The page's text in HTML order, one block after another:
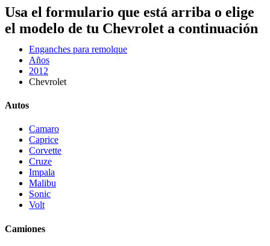
Usa el formulario que está arriba o elige
el modelo de tu Chevrolet a continuación
Enganches para remolque
Años
2012
Chevrolet
Autos
Camaro
Caprice
Corvette
Cruze
Impala
Malibu
Sonic
Volt
Camiones